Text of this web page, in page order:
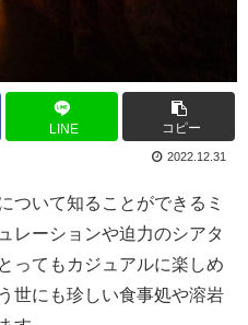
LINE コピー
2022.12.31
ついて知ることができるミ
レーションや迫力のシアタ
ってもカジュアルに楽しめ
世にも珍しい食事処や溶岩